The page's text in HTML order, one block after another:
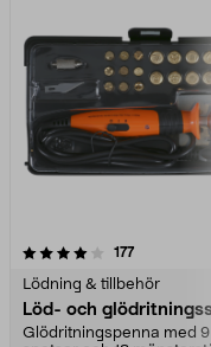
177
Lödning & tillbehör
Löd- och
Glödritningspenna med
4.0 av 5 stjärnor